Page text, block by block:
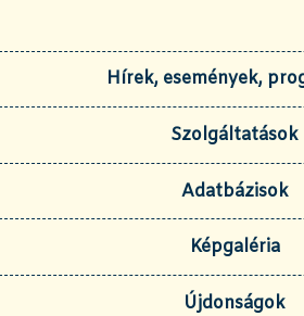
Hírek, események,
Szolgáltatások
Adatbázisok
Képgaléria
Újdonságok